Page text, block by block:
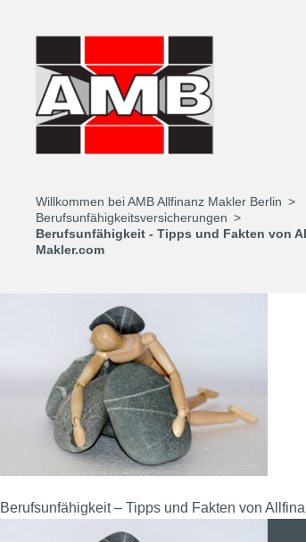
Willkommen bei AMB Allfinanz Makler Berlin
Berufsunfähigkeitsversicherungen
Berufsunfähigkeit - Tipps und Fakten von
Makler.com
Berufsunfähigkeit – Tipps und Fakten von